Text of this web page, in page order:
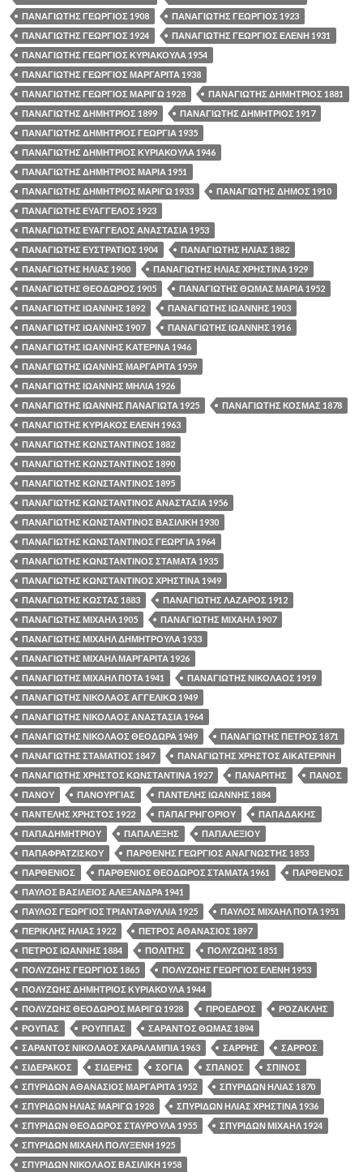
ΠΑΝΑΓΙΩΤΗΣ ΓΕΩΡΓΙΟΣ 1908
ΠΑΝΑΓΙΩΤΗΣ ΓΕΩΡΓΙΟΣ 1923
ΠΑΝΑΓΙΩΤΗΣ ΓΕΩΡΓΙΟΣ 1924
ΠΑΝΑΓΙΩΤΗΣ ΓΕΩΡΓΙΟΣ ΕΛΕΝΗ 1931
ΠΑΝΑΓΙΩΤΗΣ ΓΕΩΡΓΙΟΣ ΚΥΡΙΑΚΟΥΛΑ 1954
ΠΑΝΑΓΙΩΤΗΣ ΓΕΩΡΓΙΟΣ ΜΑΡΓΑΡΙΤΑ 1938
ΠΑΝΑΓΙΩΤΗΣ ΓΕΩΡΓΙΟΣ ΜΑΡΙΓΩ 1928
ΠΑΝΑΓΙΩΤΗΣ ΔΗΜΗΤΡΙΟΣ 1881
ΠΑΝΑΓΙΩΤΗΣ ΔΗΜΗΤΡΙΟΣ 1899
ΠΑΝΑΓΙΩΤΗΣ ΔΗΜΗΤΡΙΟΣ 1917
ΠΑΝΑΓΙΩΤΗΣ ΔΗΜΗΤΡΙΟΣ ΓΕΩΡΓΙΑ 1935
ΠΑΝΑΓΙΩΤΗΣ ΔΗΜΗΤΡΙΟΣ ΚΥΡΙΑΚΟΥΛΑ 1946
ΠΑΝΑΓΙΩΤΗΣ ΔΗΜΗΤΡΙΟΣ ΜΑΡΙΑ 1951
ΠΑΝΑΓΙΩΤΗΣ ΔΗΜΗΤΡΙΟΣ ΜΑΡΙΓΩ 1933
ΠΑΝΑΓΙΩΤΗΣ ΔΗΜΟΣ 1910
ΠΑΝΑΓΙΩΤΗΣ ΕΥΑΓΓΕΛΟΣ 1923
ΠΑΝΑΓΙΩΤΗΣ ΕΥΑΓΓΕΛΟΣ ΑΝΑΣΤΑΣΙΑ 1953
ΠΑΝΑΓΙΩΤΗΣ ΕΥΣΤΡΑΤΙΟΣ 1904
ΠΑΝΑΓΙΩΤΗΣ ΗΛΙΑΣ 1882
ΠΑΝΑΓΙΩΤΗΣ ΗΛΙΑΣ 1900
ΠΑΝΑΓΙΩΤΗΣ ΗΛΙΑΣ ΧΡΗΣΤΙΝΑ 1929
ΠΑΝΑΓΙΩΤΗΣ ΘΕΟΔΩΡΟΣ 1905
ΠΑΝΑΓΙΩΤΗΣ ΘΩΜΑΣ ΜΑΡΙΑ 1952
ΠΑΝΑΓΙΩΤΗΣ ΙΩΑΝΝΗΣ 1892
ΠΑΝΑΓΙΩΤΗΣ ΙΩΑΝΝΗΣ 1903
ΠΑΝΑΓΙΩΤΗΣ ΙΩΑΝΝΗΣ 1907
ΠΑΝΑΓΙΩΤΗΣ ΙΩΑΝΝΗΣ 1916
ΠΑΝΑΓΙΩΤΗΣ ΙΩΑΝΝΗΣ ΚΑΤΕΡΙΝΑ 1946
ΠΑΝΑΓΙΩΤΗΣ ΙΩΑΝΝΗΣ ΜΑΡΓΑΡΙΤΑ 1959
ΠΑΝΑΓΙΩΤΗΣ ΙΩΑΝΝΗΣ ΜΗΛΙΑ 1926
ΠΑΝΑΓΙΩΤΗΣ ΙΩΑΝΝΗΣ ΠΑΝΑΓΙΩΤΑ 1925
ΠΑΝΑΓΙΩΤΗΣ ΚΟΣΜΑΣ 1878
ΠΑΝΑΓΙΩΤΗΣ ΚΥΡΙΑΚΟΣ ΕΛΕΝΗ 1963
ΠΑΝΑΓΙΩΤΗΣ ΚΩΝΣΤΑΝΤΙΝΟΣ 1882
ΠΑΝΑΓΙΩΤΗΣ ΚΩΝΣΤΑΝΤΙΝΟΣ 1890
ΠΑΝΑΓΙΩΤΗΣ ΚΩΝΣΤΑΝΤΙΝΟΣ 1895
ΠΑΝΑΓΙΩΤΗΣ ΚΩΝΣΤΑΝΤΙΝΟΣ ΑΝΑΣΤΑΣΙΑ 1956
ΠΑΝΑΓΙΩΤΗΣ ΚΩΝΣΤΑΝΤΙΝΟΣ ΒΑΣΙΛΙΚΗ 1930
ΠΑΝΑΓΙΩΤΗΣ ΚΩΝΣΤΑΝΤΙΝΟΣ ΓΕΩΡΓΙΑ 1964
ΠΑΝΑΓΙΩΤΗΣ ΚΩΝΣΤΑΝΤΙΝΟΣ ΣΤΑΜΑΤΑ 1935
ΠΑΝΑΓΙΩΤΗΣ ΚΩΝΣΤΑΝΤΙΝΟΣ ΧΡΗΣΤΙΝΑ 1949
ΠΑΝΑΓΙΩΤΗΣ ΚΩΣΤΑΣ 1883
ΠΑΝΑΓΙΩΤΗΣ ΛΑΖΑΡΟΣ 1912
ΠΑΝΑΓΙΩΤΗΣ ΜΙΧΑΗΛ 1905
ΠΑΝΑΓΙΩΤΗΣ ΜΙΧΑΗΛ 1907
ΠΑΝΑΓΙΩΤΗΣ ΜΙΧΑΗΛ ΔΗΜΗΤΡΟΥΛΑ 1933
ΠΑΝΑΓΙΩΤΗΣ ΜΙΧΑΗΛ ΜΑΡΓΑΡΙΤΑ 1926
ΠΑΝΑΓΙΩΤΗΣ ΜΙΧΑΗΛ ΠΟΤΑ 1941
ΠΑΝΑΓΙΩΤΗΣ ΝΙΚΟΛΑΟΣ 1919
ΠΑΝΑΓΙΩΤΗΣ ΝΙΚΟΛΑΟΣ ΑΓΓΕΛΙΚΩ 1949
ΠΑΝΑΓΙΩΤΗΣ ΝΙΚΟΛΑΟΣ ΑΝΑΣΤΑΣΙΑ 1964
ΠΑΝΑΓΙΩΤΗΣ ΝΙΚΟΛΑΟΣ ΘΕΟΔΩΡΑ 1949
ΠΑΝΑΓΙΩΤΗΣ ΠΕΤΡΟΣ 1871
ΠΑΝΑΓΙΩΤΗΣ ΣΤΑΜΑΤΙΟΣ 1847
ΠΑΝΑΓΙΩΤΗΣ ΧΡΗΣΤΟΣ ΑΙΚΑΤΕΡΙΝΗ
ΠΑΝΑΓΙΩΤΗΣ ΧΡΗΣΤΟΣ ΚΩΝΣΤΑΝΤΙΝΑ 1927
ΠΑΝΑΡΙΤΗΣ
ΠΑΝΟΣ
ΠΑΝΟΥ
ΠΑΝΟΥΡΓΙΑΣ
ΠΑΝΤΕΛΗΣ ΙΩΑΝΝΗΣ 1884
ΠΑΝΤΕΛΗΣ ΧΡΗΣΤΟΣ 1922
ΠΑΠΑΓΡΗΓΟΡΙΟΥ
ΠΑΠΑΔΑΚΗΣ
ΠΑΠΑΔΗΜΗΤΡΙΟΥ
ΠΑΠΑΛΕΞΗΣ
ΠΑΠΑΛΕΞΙΟΥ
ΠΑΠΑΦΡΑΤΖΙΣΚΟΥ
ΠΑΡΘΕΝΗΣ ΓΕΩΡΓΙΟΣ ΑΝΑΓΝΩΣΤΗΣ 1853
ΠΑΡΘΕΝΙΟΣ
ΠΑΡΘΕΝΙΟΣ ΘΕΟΔΩΡΟΣ ΣΤΑΜΑΤΑ 1961
ΠΑΡΘΕΝΟΣ
ΠΑΥΛΟΣ ΒΑΣΙΛΕΙΟΣ ΑΛΕΞΑΝΔΡΑ 1941
ΠΑΥΛΟΣ ΓΕΩΡΓΙΟΣ ΤΡΙΑΝΤΑΦΥΛΛΙΑ 1925
ΠΑΥΛΟΣ ΜΙΧΑΗΛ ΠΟΤΑ 1951
ΠΕΡΙΚΛΗΣ ΗΛΙΑΣ 1922
ΠΕΤΡΟΣ ΑΘΑΝΑΣΙΟΣ 1897
ΠΕΤΡΟΣ ΙΩΑΝΝΗΣ 1884
ΠΟΛΙΤΗΣ
ΠΟΛΥΖΩΗΣ 1851
ΠΟΛΥΖΩΗΣ ΓΕΩΡΓΙΟΣ 1865
ΠΟΛΥΖΩΗΣ ΓΕΩΡΓΙΟΣ ΕΛΕΝΗ 1953
ΠΟΛΥΖΩΗΣ ΔΗΜΗΤΡΙΟΣ ΚΥΡΙΑΚΟΥΛΑ 1944
ΠΟΛΥΖΩΗΣ ΘΕΟΔΩΡΟΣ ΜΑΡΙΓΩ 1928
ΠΡΟΕΔΡΟΣ
ΡΟΖΑΚΛΗΣ
ΡΟΥΠΑΣ
ΡΟΥΠΠΑΣ
ΣΑΡΑΝΤΟΣ ΘΩΜΑΣ 1894
ΣΑΡΑΝΤΟΣ ΝΙΚΟΛΑΟΣ ΧΑΡΑΛΑΜΠΙΑ 1963
ΣΑΡΡΗΣ
ΣΑΡΡΟΣ
ΣΙΔΕΡΑΚΟΣ
ΣΙΔΕΡΗΣ ΣΟΓΙΑ ΣΠΑΝΟΣ
ΣΠΙΝΟΣ
ΣΠΥΡΙΔΩΝ ΑΘΑΝΑΣΙΟΣ ΜΑΡΓΑΡΙΤΑ 1952
ΣΠΥΡΙΔΩΝ ΗΛΙΑΣ 1870
ΣΠΥΡΙΔΩΝ ΗΛΙΑΣ ΜΑΡΙΓΩ 1928
ΣΠΥΡΙΔΩΝ ΗΛΙΑΣ ΧΡΗΣΤΙΝΑ 1936
ΣΠΥΡΙΔΩΝ ΘΕΟΔΩΡΟΣ ΣΤΑΥΡΟΥΛΑ 1955
ΣΠΥΡΙΔΩΝ ΜΙΧΑΗΛ 1924
ΣΠΥΡΙΔΩΝ ΜΙΧΑΗΛ ΠΟΛΥΞΕΝΗ 1925
ΣΠΥΡΙΔΩΝ ΝΙΚΟΛΑΟΣ ΒΑΣΙΛΙΚΗ 1958